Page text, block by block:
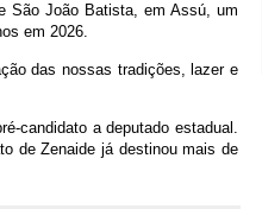
São João Batista, em Assú, um
em 2026.
das nossas tradições, lazer e
candidato a deputado estadual.
de Zenaide já destinou mais de